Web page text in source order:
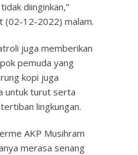
diinginkan,”
(02-12-2022) malam.
juga memberikan
pemuda yang
kopi juga
untuk turut serta
lingkungan.
AKP Musihram
merasa senang